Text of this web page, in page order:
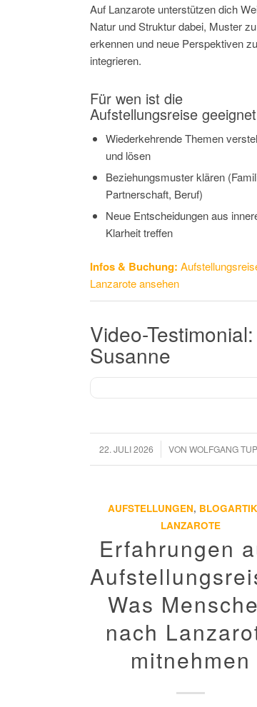
Auf Lanzarote unterstützen dich
Natur und Struktur dabei, Muster zu
erkennen und neue Perspektiven zu
integrieren.
Für wen ist die
Aufstellungsreise
Wiederkehrende Themen
und lösen
Beziehungsmuster klären
Partnerschaft, Beruf)
Neue Entscheidungen aus
Klarheit treffen
Infos & Buchung:
Lanzarote ansehen
Video-Testimonial:
Susanne
22. JULI 2026
/ VONWOLFGANG
AUFSTELLUNGEN,
LANZAROTE
Erfahrungen
Was
nach
mitnehmen